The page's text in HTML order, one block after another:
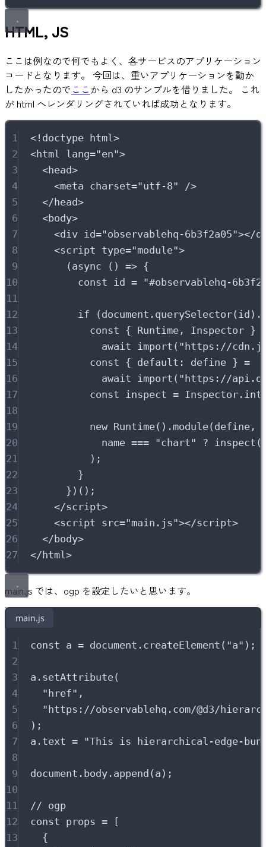
HTML, JS
ここは例なので何でもよく、各サービスのアプリケーション
コードとなります。 今回は、重いアプリケーションを動か
したかったのでここから d3 のサンプルを借りました。 これ
が html へレンダリングされていれば成功となります。
1 <!doctype html>
2
<html lang="en">
3
<head>
4
<meta charset="utf-8"
/>
5
</head>
6
<body>
7
<div id="observablehq-6b3f2a05"></
8
<script type="module">
9
( async () => {
10
const id = "#observablehq-
11
12
if (document . querySelector(id) .
13
const { Runtime , Inspector }
14
await import ( " https://
15
const { default : define } =
16
await import ( " https://
17
const inspect = Inspector .
18
19
new Runtime() . module(define ,
20
name === "chart" ? inspect
21
) ;
22
}
23
} )() ;
24
</script>
25
<script src="main.js"></script>
26
</body>
27
</html>
main.js では、ogp を設定したいと思います。
main.js
1 const a = document . createElement ( "a" ) ;
2
3
a . setAttribute(
4
" href" ,
5
" https://observablehq.com/@d3/
6
) ;
7
a . text = "This is hierarchical-edge-
8
9
document . body . append (a) ;
10
11
// ogp
12
const props = [
13
{